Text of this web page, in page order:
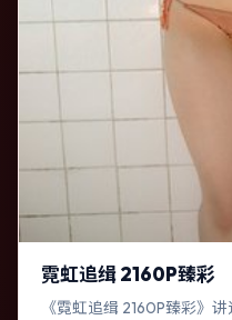
霓虹追缉 2160P臻彩
《霓虹追缉 2160P臻彩》